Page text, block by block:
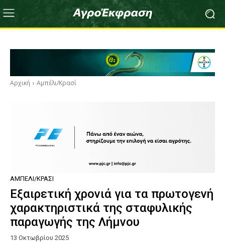
Αρχική Αμπέλι/Κρασί
ΑΜΠΈΛΙ/ΚΡΑΣΊ
Εξαιρετική χρονιά για τα πρωτογενή
χαρακτηριστικά της σταφυλικής
παραγωγής της Λήμνου
13 Οκτωβρίου 2025